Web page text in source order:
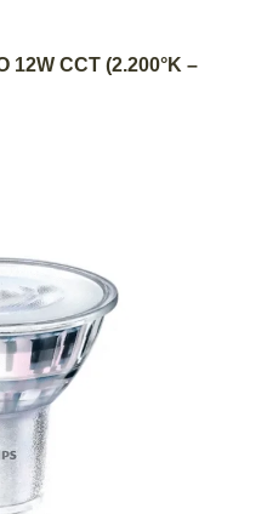
CARRITO
12W CCT (2.200°K –